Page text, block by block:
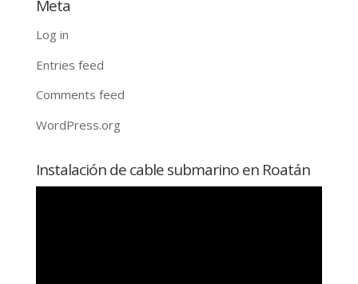
Meta
Log in
Entries feed
Comments feed
WordPress.org
Instalación de cable submarino en Roatán